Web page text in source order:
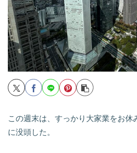
この週末は、すっかり大家業をお休
に没頭した。